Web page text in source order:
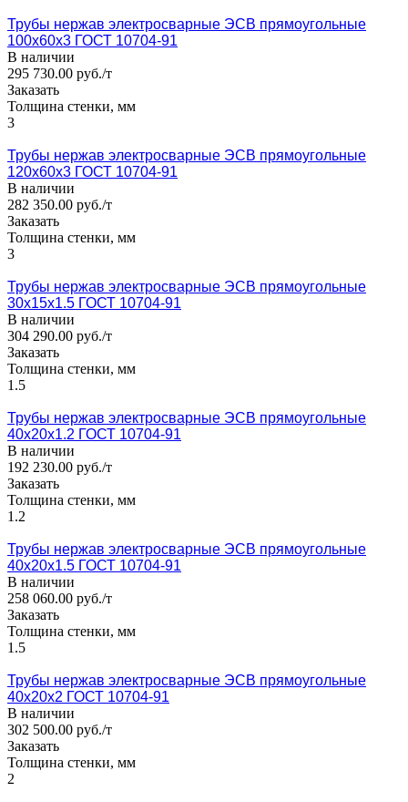
Трубы нержав электросварные ЭСВ прямоугольные
100x60x3 ГОСТ 10704-91
В наличии
295 730.00 руб./т
Заказать
Толщина стенки, мм
3
Трубы нержав электросварные ЭСВ прямоугольные
120x60x3 ГОСТ 10704-91
В наличии
282 350.00 руб./т
Заказать
Толщина стенки, мм
3
Трубы нержав электросварные ЭСВ прямоугольные
30x15x1.5 ГОСТ 10704-91
В наличии
304 290.00 руб./т
Заказать
Толщина стенки, мм
1.5
Трубы нержав электросварные ЭСВ прямоугольные
40x20x1.2 ГОСТ 10704-91
В наличии
192 230.00 руб./т
Заказать
Толщина стенки, мм
1.2
Трубы нержав электросварные ЭСВ прямоугольные
40x20x1.5 ГОСТ 10704-91
В наличии
258 060.00 руб./т
Заказать
Толщина стенки, мм
1.5
Трубы нержав электросварные ЭСВ прямоугольные
40x20x2 ГОСТ 10704-91
В наличии
302 500.00 руб./т
Заказать
Толщина стенки, мм
2